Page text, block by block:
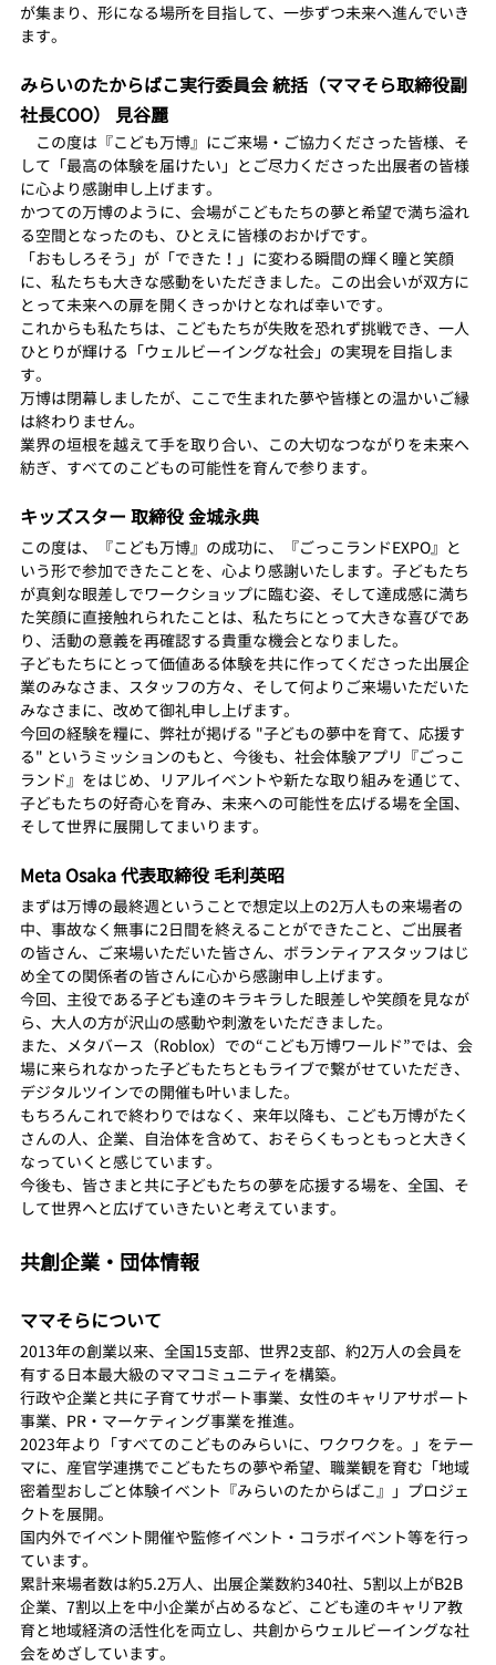
が集まり、形になる場所を目指して、一歩ずつ未来へ進んでいき
ます。
みらいのたからばこ実行委員会 統括（ママそら取締役副
社長COO） 見谷麗
この度は『こども万博』にご来場・ご協力くださった皆様、そ
して「最高の体験を届けたい」とご尽力くださった出展者の皆様
に心より感謝申し上げます。
かつての万博のように、会場がこどもたちの夢と希望で満ち溢れ
る空間となったのも、ひとえに皆様のおかげです。
「おもしろそう」が「できた！」に変わる瞬間の輝く瞳と笑顔
に、私たちも大きな感動をいただきました。この出会いが双方に
とって未来への扉を開くきっかけとなれば幸いです。
これからも私たちは、こどもたちが失敗を恐れず挑戦でき、一人
ひとりが輝ける「ウェルビーイングな社会」の実現を目指しま
す。
万博は閉幕しましたが、ここで生まれた夢や皆様との温かいご縁
は終わりません。
業界の垣根を越えて手を取り合い、この大切なつながりを未来へ
紡ぎ、すべてのこどもの可能性を育んで参ります。
キッズスター 取締役 金城永典
この度は、『こども万博』の成功に、『ごっこランドEXPO』と
いう形で参加できたことを、心より感謝いたします。子どもたち
が真剣な眼差しでワークショップに臨む姿、そして達成感に満ち
た笑顔に直接触れられたことは、私たちにとって大きな喜びであ
り、活動の意義を再確認する貴重な機会となりました。
子どもたちにとって価値ある体験を共に作ってくださった出展企
業のみなさま、スタッフの方々、そして何よりご来場いただいた
みなさまに、改めて御礼申し上げます。
今回の経験を糧に、弊社が掲げる "子どもの夢中を育て、応援す
る" というミッションのもと、今後も、社会体験アプリ『ごっこ
ランド』をはじめ、リアルイベントや新たな取り組みを通じて、
子どもたちの好奇心を育み、未来への可能性を広げる場を全国、
そして世界に展開してまいります。
Meta Osaka 代表取締役 毛利英昭
まずは万博の最終週ということで想定以上の2万人もの来場者の
中、事故なく無事に2日間を終えることができたこと、ご出展者
の皆さん、ご来場いただいた皆さん、ボランティアスタッフはじ
め全ての関係者の皆さんに心から感謝申し上げます。
今回、主役である子ども達のキラキラした眼差しや笑顔を見なが
ら、大人の方が沢山の感動や刺激をいただきました。
また、メタバース（Roblox）での“こども万博ワールド”では、会
場に来られなかった子どもたちともライブで繋がせていただき、
デジタルツインでの開催も叶いました。
もちろんこれで終わりではなく、来年以降も、こども万博がたく
さんの人、企業、自治体を含めて、おそらくもっともっと大きく
なっていくと感じています。
今後も、皆さまと共に子どもたちの夢を応援する場を、全国、そ
して世界へと広げていきたいと考えています。
共創企業・団体情報
ママそらについて
2013年の創業以来、全国15支部、世界2支部、約2万人の会員を
有する日本最大級のママコミュニティを構築。
行政や企業と共に子育てサポート事業、女性のキャリアサポート
事業、PR・マーケティング事業を推進。
2023年より「すべてのこどものみらいに、ワクワクを。」をテー
マに、産官学連携でこどもたちの夢や希望、職業観を育む「地域
密着型おしごと体験イベント『みらいのたからばこ』」プロジェ
クトを展開。
国内外でイベント開催や監修イベント・コラボイベント等を行っ
ています。
累計来場者数は約5.2万人、出展企業数約340社、5割以上がB2B
企業、7割以上を中小企業が占めるなど、こども達のキャリア教
育と地域経済の活性化を両立し、共創からウェルビーイングな社
会をめざしています。